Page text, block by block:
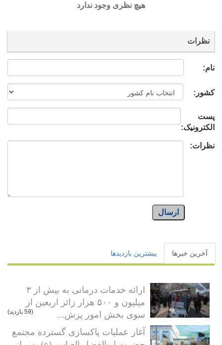
هیچ نظری وجود ندارد
نظرات
نام:
کشور:
پست
الکترونیک:
نظرات:
ارسال
آخرین خبرها بیشترین بازدیدها
ارائه خدمات درمانی به بیش از ۳
میلیون و ۵۰۰ هزار زائر اربعین از
سوی بخش امور پزش...
(59 بازدید)
آغاز عملیات پاکسازی گسترده مجتمع